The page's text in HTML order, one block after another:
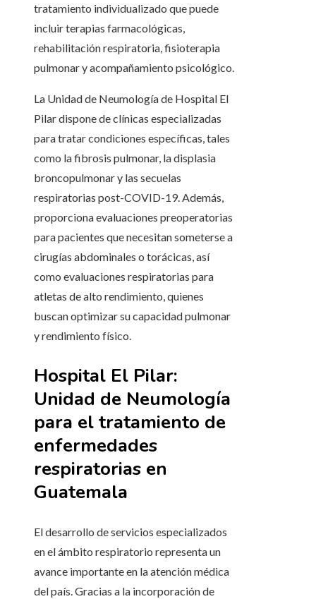
tratamiento individualizado que puede
incluir terapias farmacológicas,
rehabilitación respiratoria, fisioterapia
pulmonar y acompañamiento psicológico.
La Unidad de Neumología de Hospital El
Pilar dispone de clínicas especializadas
para tratar condiciones específicas, tales
como la fibrosis pulmonar, la displasia
broncopulmonar y las secuelas
respiratorias post-COVID-19. Además,
proporciona evaluaciones preoperatorias
para pacientes que necesitan someterse a
cirugías abdominales o torácicas, así
como evaluaciones respiratorias para
atletas de alto rendimiento, quienes
buscan optimizar su capacidad pulmonar
y rendimiento físico.
Hospital El Pilar:
Unidad de Neumología
para el tratamiento de
enfermedades
respiratorias en
Guatemala
El desarrollo de servicios especializados
en el ámbito respiratorio representa un
avance importante en la atención médica
del país. Gracias a la incorporación de